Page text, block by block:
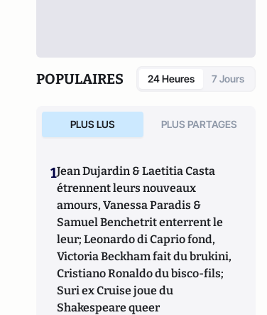
POPULAIRES 24 Heures 7 Jours
PLUS LUS PLUS PARTAGES
1Jean Dujardin & Laetitia Casta
étrennent leurs nouveaux
amours, Vanessa Paradis &
Samuel Benchetrit enterrent le
leur; Leonardo di Caprio fond,
Victoria Beckham fait du brukini,
Cristiano Ronaldo du bisco-fils;
Suri ex Cruise joue du
Shakespeare queer